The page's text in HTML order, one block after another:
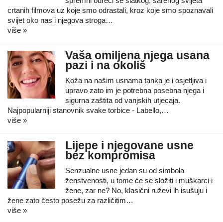
crtanih filmova uz koje smo odrastali, kroz koje smo spoznavali
svijet oko nas i njegova stroga…
više »
Vaša omiljena njega usana
pazi i na okoliš
Koža na našim usnama tanka je i osjetljiva i
upravo zato im je potrebna posebna njega i
sigurna zaštita od vanjskih utjecaja.
Najpopularniji stanovnik svake torbice - Labello,…
više »
Lijepe i njegovane usne
bez kompromisa
Senzualne usne jedan su od simbola
ženstvenosti, u tome će se složiti i muškarci i
žene, zar ne? No, klasični ruževi ih isušuju i
žene zato često posežu za različitim…
više »